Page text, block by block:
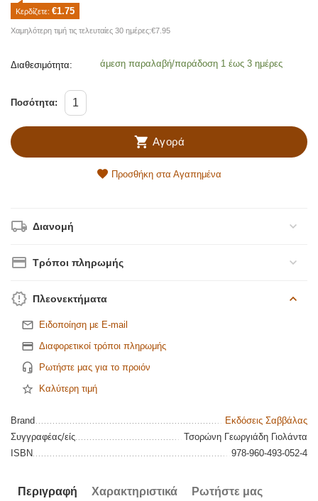
Κερδίζετε: €1.75
Χαμηλότερη τιμή τις τελευταίες 30 ημέρες:€7.95
Διαθεσιμότητα: άμεση παραλαβή/παράδοση 1 έως 3 ημέρες
Ποσότητα:
Αγορά
Προσθήκη στα Αγαπημένα
Διανομή
Τρόποι πληρωμής
Πλεονεκτήματα
Ειδοποίηση με E-mail
Διαφορετικοί τρόποι πληρωμής
Ρωτήστε μας για το προιόν
Καλύτερη τιμή
Brand
Εκδόσεις Σαββάλας
Συγγραφέας/είς
Τσορώνη Γεωργιάδη Γιολάντα
ISBN
978-960-493-052-4
Περιγραφή Χαρακτηριστικά Ρωτήστε μας